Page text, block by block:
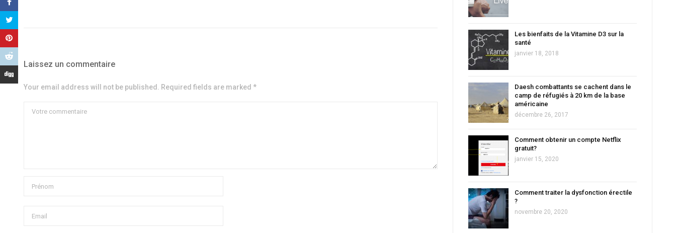
Laissez un commentaire
Your email address will not be published. Required fields are marked *
Les bienfaits de la Vitamine D3 sur la
santé
janvier 18, 2018
Daesh combattants se cachent dans le
camp de réfugiés à 20 km de la base
américaine
décembre 26, 2017
Comment obtenir un compte Netflix
gratuit?
janvier 15, 2020
Comment traiter la dysfonction érectile
?
novembre 20, 2020